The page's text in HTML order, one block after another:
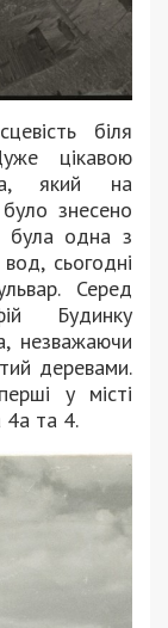
біля
цікавою
який на
знесено
була одна з
сьогодні
Серед
Будинку
незважаючи
деревами.
у місті
4а та 4.